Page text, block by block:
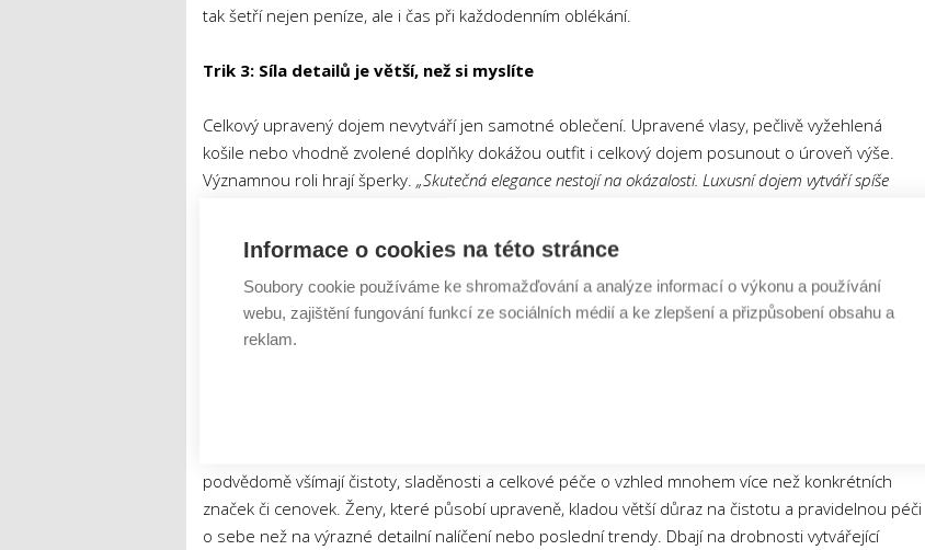
tak šetří nejen peníze, ale i čas při každodenním oblékání.
Trik 3: Síla detailů je větší, než si myslíte
Celkový upravený dojem nevytváří jen samotné oblečení. Upravené vlasy, pečlivě vyžehlená
košile nebo vhodně zvolené doplňky dokážou outfit i celkový dojem posunout o úroveň výše.
Významnou roli hrají šperky. „Skutečná elegance nestojí na okázalosti. Luxusní dojem vytváří spíše
, spoluzakladatelka české šperkařské značky USHI, která se specializuje na výrobu
originálních stříbrných šperků bez obsahu niklu. „Kvalitně zhotovený šperk vám pak může dělat
radost dlouhé roky i při každodenním nošení,“dodává Dominika Šťovíčková. Čisté linie, vysoká
preciznost zpracování a kvalitní materiály jsou tedy klíčovými detaily, které doplňují celkový obraz
a podtrhují osobnost své nositelky.
podvědomě všímají čistoty, sladěnosti a celkové péče o vzhled mnohem více než konkrétních
značek či cenovek. Ženy, které působí upraveně, kladou větší důraz na čistotu a pravidelnou péči
o sebe než na výrazné detailní nalíčení nebo poslední trendy. Dbají na drobnosti vytvářející
Informace o cookies na této stránce
Soubory cookie používáme ke shromažďování a analýze informací o výkonu a používání
webu, zajištění fungování funkcí ze sociálních médií a ke zlepšení a přizpůsobení obsahu a
reklam.